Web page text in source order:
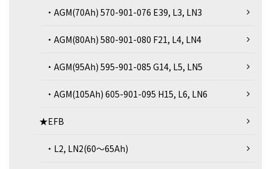
・AGM(70Ah) 570-901-076 E39, L3, LN3
・AGM(80Ah) 580-901-080 F21, L4, LN4
・AGM(95Ah) 595-901-085 G14, L5, LN5
・AGM(105Ah) 605-901-095 H15, L6, LN6
★EFB
・L2, LN2(60～65Ah)